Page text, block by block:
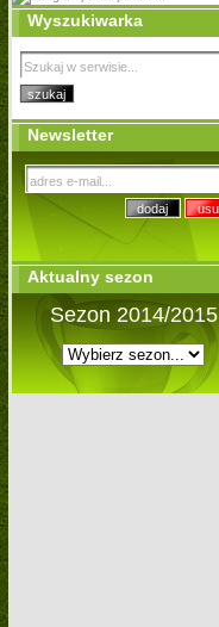
Wyszukiwarka
Newsletter
Aktualny sezon
Sezon 2014/2015